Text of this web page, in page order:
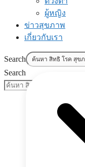
ผู้หญิง
ข่าวสุขภาพ
เกี่ยวกับเรา
Search
Search